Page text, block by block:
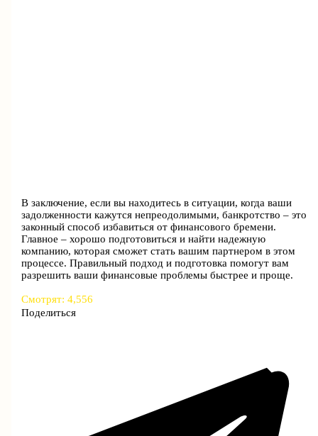
В заключение, если вы находитесь в ситуации, когда ваши
задолженности кажутся непреодолимыми, банкротство – это
законный способ избавиться от финансового бремени.
Главное – хорошо подготовиться и найти надежную
компанию, которая сможет стать вашим партнером в этом
процессе. Правильный подход и подготовка помогут вам
разрешить ваши финансовые проблемы быстрее и проще.
Смотрят: 4,556
Поделиться